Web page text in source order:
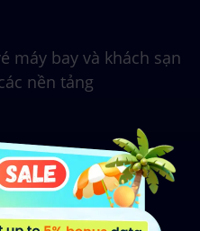
máy bay và khách sạn
nền tảng